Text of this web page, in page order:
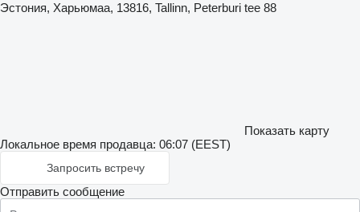
Эстония, Харьюмаа, 13816, Tallinn, Peterburi tee 88
Показать карту
Локальное время продавца: 06:07 (EEST)
Запросить встречу
Отправить сообщение